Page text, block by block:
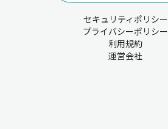
セキュリティポリシー
プライバシーポリシー
利用規約
運営会社